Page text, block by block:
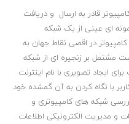
قادر به ارسال و دریافت
ای عینی از یک شبکه
در اقصی نقاط جهان به
مشتمل بر زنجیره ای از شبکه
ایجاد تصویری با نام اینترنت
با نگاه کردن به آن گمشده خود
شبکه های کامپیوتری و
و مدیریت الکترونیکی اطلاعات